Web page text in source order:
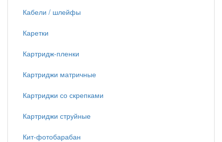
Кабели / шлейфы
Каретки
Картридж-пленки
Картриджи матричные
Картриджи со скрепками
Картриджи струйные
Кит-фотобарабан